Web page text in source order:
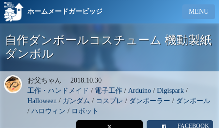
ホームメードガービッジ MENU
自作ダンボールコスチューム 機動製紙
ダンボル
お父ちゃん 2018.10.30
工作・ハンドメイド / 電子工作 / Arduino / Digispark /
Halloween / ガンダム / コスプレ / ダンボーラー / ダンボール
/ ハロウィン / ロボット
FACEBOOK